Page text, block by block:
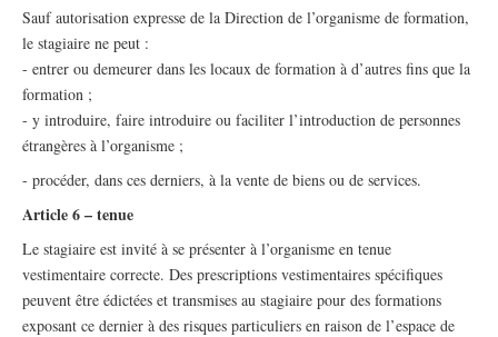
Sauf autorisation expresse de la Direction de l’organisme de formation,
le stagiaire ne peut :
- entrer ou demeurer dans les locaux de formation à d’autres fins que la
formation ;
- y introduire, faire introduire ou faciliter l’introduction de personnes
étrangères à l’organisme ;
- procéder, dans ces derniers, à la vente de biens ou de services.
Article 6 – tenue
Le stagiaire est invité à se présenter à l’organisme en tenue
vestimentaire correcte. Des prescriptions vestimentaires spécifiques
peuvent être édictées et transmises au stagiaire pour des formations
exposant ce dernier à des risques particuliers en raison de l’espace de